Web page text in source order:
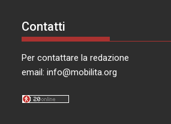
Contatti
Per contattare la redazione
email:info@mobilita.org